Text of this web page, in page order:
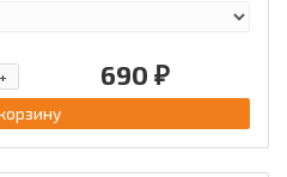
690 ₽
+